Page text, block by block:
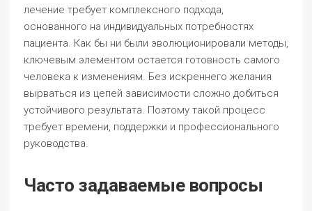
лечение требует комплексного подхода,
основанного на индивидуальных потребностях
пациента. Как бы ни были эволюционировали методы,
ключевым элементом остается готовность самого
человека к изменениям. Без искреннего желания
вырваться из цепей зависимости сложно добиться
устойчивого результата. Поэтому такой процесс
требует времени, поддержки и профессионального
руководства.
Часто задаваемые вопросы